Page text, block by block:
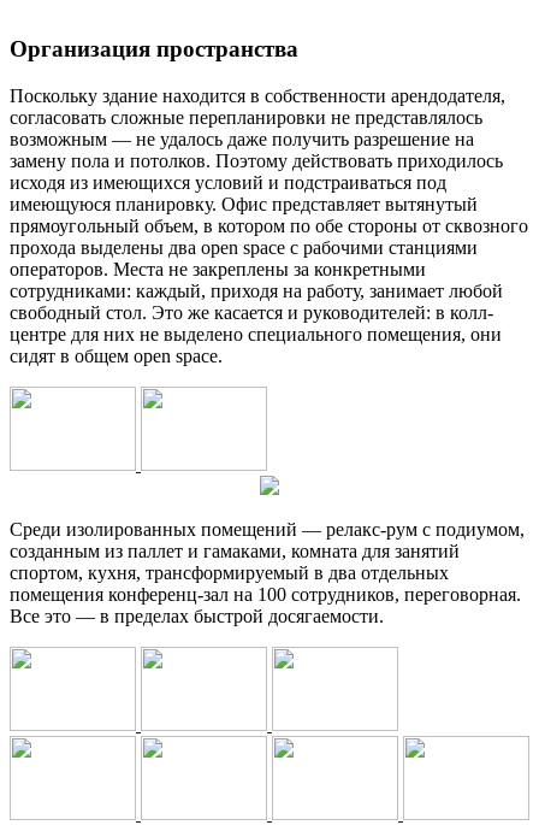
Организация пространства
Поскольку здание находится в собственности арендодателя,
согласовать сложные перепланировки не представлялось
возможным — не удалось даже получить разрешение на
замену пола и потолков. Поэтому действовать приходилось
исходя из имеющихся условий и подстраиваться под
имеющуюся планировку. Офис представляет вытянутый
прямоугольный объем, в котором по обе стороны от сквозного
прохода выделены два open space с рабочими станциями
операторов. Места не закреплены за конкретными
сотрудниками: каждый, приходя на работу, занимает любой
свободный стол. Это же касается и руководителей: в колл-
центре для них не выделено специального помещения, они
сидят в общем open space.
Среди изолированных помещений — релакс-рум с подиумом,
созданным из паллет и гамаками, комната для занятий
спортом, кухня, трансформируемый в два отдельных
помещения конференц-зал на 100 сотрудников, переговорная.
Все это — в пределах быстрой досягаемости.